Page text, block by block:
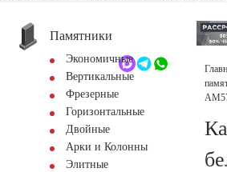
+7 (495) 518-44-23
Обратный звонок
Памятники
Экономичные
Вертикальные
Фрезерные
Горизонтальные
Двойные
Арки и Колонны
Элитные